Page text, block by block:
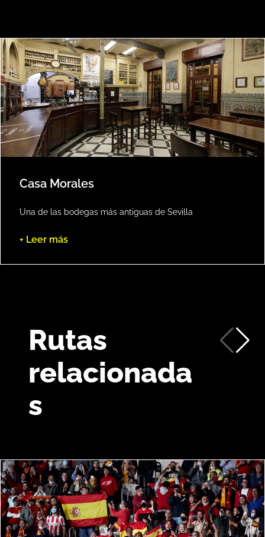
Casa Morales
Una de las bodegas más antiguas de Sevilla
+ Leer más
Rutas
relacionada
s